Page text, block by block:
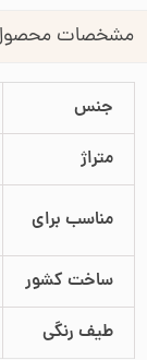
مشخصات
جنس
متراژ
مناسب برای
ساخت کشور
طیف رنگی